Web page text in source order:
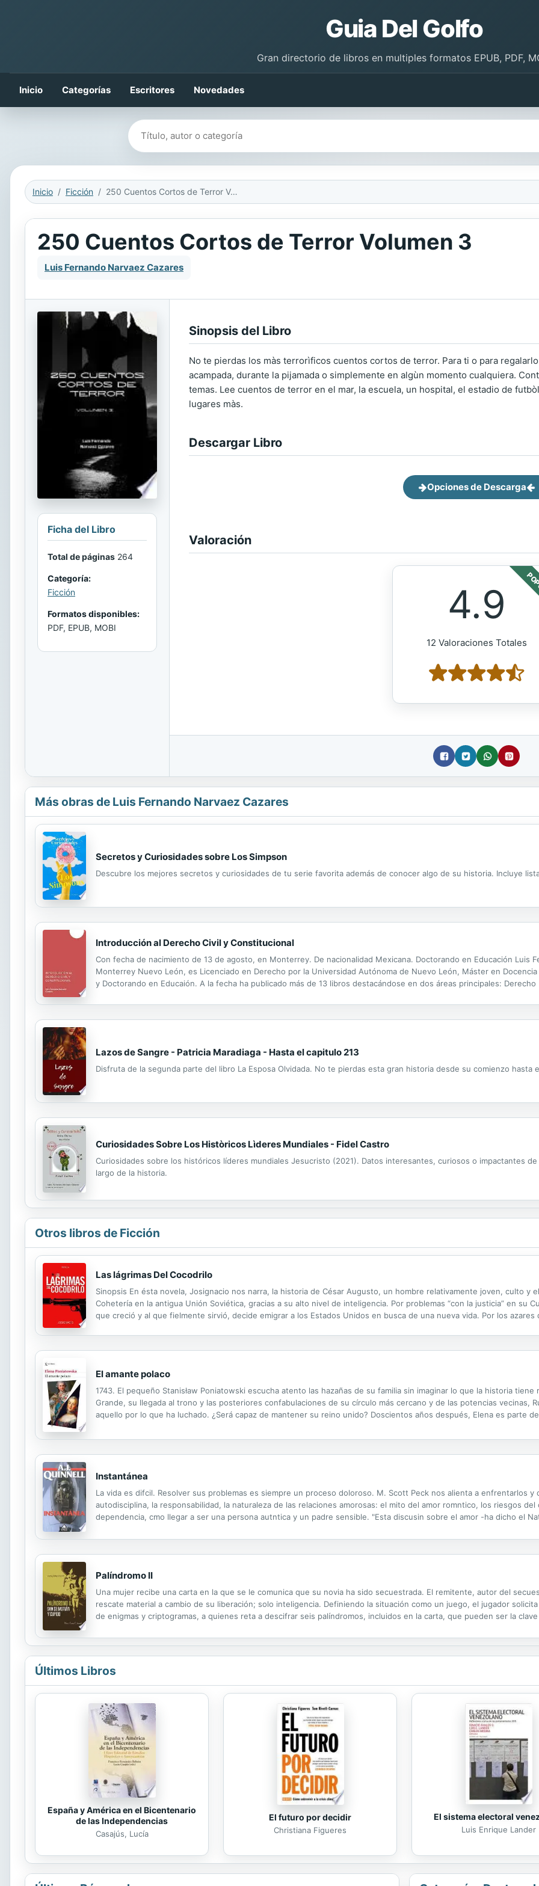
Guia Del Golfo
Gran directorio de libros en multiples formatos EPUB, PDF,
Inicio Categorías Escritores Novedades
Buscar libros
Inicio Ficción 250 Cuentos Cortos de Terror Volumen 3
250 Cuentos Cortos de Terror Volumen 3
Luis Fernando Narvaez Cazares
Ficha del Libro
Total de páginas 264
Categoría:
Ficción
Formatos disponibles:
PDF, EPUB, MOBI
Sinopsis del Libro
No te pierdas los màs terrorìficos cuentos cortos de terror. Para ti o para
acampada, durante la pijamada o simplemente en algùn momento cualquiera.
temas. Lee cuentos de terror en el mar, la escuela, un hospital, el estadio de
lugares màs.
Descargar Libro
Opciones de Descarga
Valoración
4.9
12 Valoraciones Totales
Más obras de Luis Fernando Narvaez Cazares
Secretos y Curiosidades sobre Los Simpson
Descubre los mejores secretos y curiosidades de tu serie favorita además de conocer algo de su historia. Incluye
Introducción al Derecho Civil y Constitucional
Con fecha de nacimiento de 13 de agosto, en Monterrey. De nacionalidad Mexicana. Doctorando en Educación Luis
Monterrey Nuevo León, es Licenciado en Derecho por la Universidad Autónoma de Nuevo León, Máster en
y Doctorando en Educaión. A la fecha ha publicado más de 13 libros destacándose en dos áreas principales:
Lazos de Sangre - Patricia Maradiaga - Hasta el capitulo 213
Disfruta de la segunda parte del libro La Esposa Olvidada. No te pierdas esta gran historia desde su comienzo hasta
Curiosidades Sobre Los Històricos Lìderes Mundiales - Fidel Castro
Curiosidades sobre los históricos líderes mundiales Jesucristo (2021). Datos interesantes, curiosos o impactantes
largo de la historia.
Otros libros de Ficción
Las lágrimas Del Cocodrilo
Sinopsis En ésta novela, Josignacio nos narra, la historia de César Augusto, un hombre relativamente joven, culto y
Cohetería en la antigua Unión Soviética, gracias a su alto nivel de inteligencia. Por problemas “con la justicia” en su
que creció y al que fielmente sirvió, decide emigrar a los Estados Unidos en busca de una nueva vida. Por los
El amante polaco
1743. El pequeño Stanisław Poniatowski escucha atento las hazañas de su familia sin imaginar lo que la historia
Grande, su llegada al trono y las posteriores confabulaciones de su círculo más cercano y de las potencias vecinas,
aquello por lo que ha luchado. ¿Será capaz de mantener su reino unido? Doscientos años después, Elena es parte
Instantánea
La vida es difcil. Resolver sus problemas es siempre un proceso doloroso. M. Scott Peck nos alienta a enfrentarlos y
autodisciplina, la responsabilidad, la naturaleza de las relaciones amorosas: el mito del amor romntico, los riesgos
dependencia, cmo llegar a ser una persona autntica y un padre sensible. "Esta discusin sobre el amor -ha dicho el
Palíndromo II
Una mujer recibe una carta en la que se le comunica que su novia ha sido secuestrada. El remitente, autor del
rescate material a cambio de su liberación; solo inteligencia. Definiendo la situación como un juego, el jugador
de enigmas y criptogramas, a quienes reta a descifrar seis palíndromos, incluidos en la carta, que pueden ser la
Últimos Libros
España y América en el Bicentenario
de las Independencias
Casajús, Lucía
El futuro por decidir
Christiana Figueres
El sistema electoral
Luis Enrique Lander